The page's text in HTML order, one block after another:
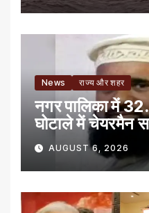
News राज्य और शहर
नगर पालिका में
घोटाले में चेयरमैन
AUGUST 6, 2026